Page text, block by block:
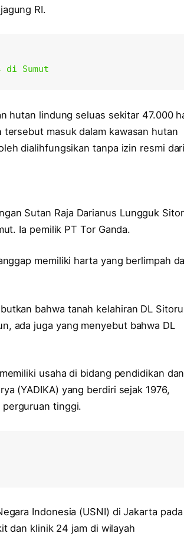
RI.
di Sumut
hutan lindung seluas sekitar 47.000
tersebut masuk dalam kawasan hutan
dialihfungsikan tanpa izin resmi dari
Sutan Raja Darianus Lungguk
Ia pemilik PT Tor Ganda.
memiliki harta yang berlimpah
bahwa tanah kelahiran DL
ada juga yang menyebut bahwa DL
usaha di bidang pendidikan dan
(YADIKA) yang berdiri sejak 1976,
tinggi.
Indonesia (USNI) di Jakarta pada
dan klinik 24 jam di wilayah